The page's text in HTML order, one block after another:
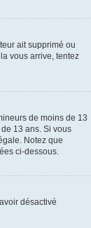
ait supprimé ou
vous arrive, tentez
de moins de 13
13 ans. Si vous
Notez que
ci-dessous.
désactivé